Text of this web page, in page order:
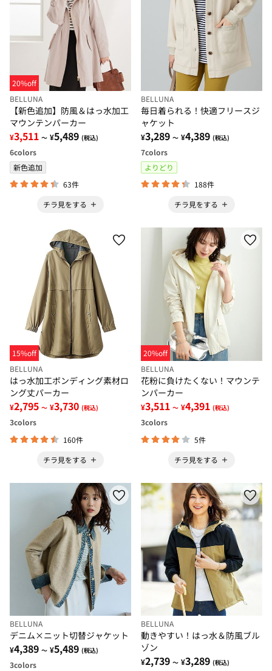
20%off
BELLUNA
【新色追加】防風＆はっ水加工
マウンテンパーカー
¥3,511 ～ ¥5,489 (税込)
6colors
新色追加
63件
チラ見をする
BELLUNA
毎日着られる！快適フリースジ
ャケット
¥3,289 ～ ¥4,389 (税込)
7colors
よりどり
188件
チラ見をする
15%off
BELLUNA
はっ水加工ボンディング素材ロ
ング丈パーカー
¥2,795 ～ ¥3,730 (税込)
3colors
160件
チラ見をする
20%off
BELLUNA
花粉に負けたくない！マウンテ
ンパーカー
¥3,511 ～ ¥4,391 (税込)
3colors
5件
チラ見をする
BELLUNA
デニム×ニット切替ジャケット
¥4,389 ～ ¥5,489 (税込)
3colors
BELLUNA
動きやすい！はっ水＆防風ブル
ゾン
¥2,739 ～ ¥3,289 (税込)